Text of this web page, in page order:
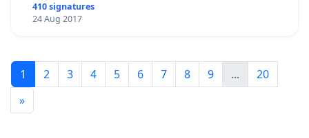
410 signatures
24 Aug 2017
1 2 3 4 5 6 7 8 9 ...
20
»